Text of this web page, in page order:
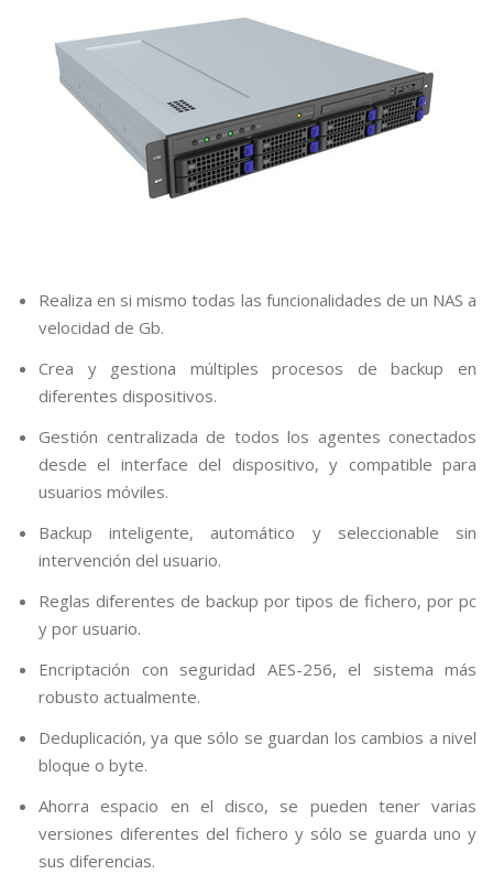
Realiza en si mismo todas las funcionalidades de un NAS a
velocidad de Gb.
Crea y gestiona múltiples procesos de backup en
diferentes dispositivos.
Gestión centralizada de todos los agentes conectados
desde el interface del dispositivo, y compatible para
usuarios móviles.
Backup inteligente, automático y seleccionable sin
intervención del usuario.
Reglas diferentes de backup por tipos de fichero, por pc
y por usuario.
Encriptación con seguridad AES-256, el sistema más
robusto actualmente.
Deduplicación, ya que sólo se guardan los cambios a nivel
bloque o byte.
Ahorra espacio en el disco, se pueden tener varias
versiones diferentes del fichero y sólo se guarda uno y
sus diferencias.